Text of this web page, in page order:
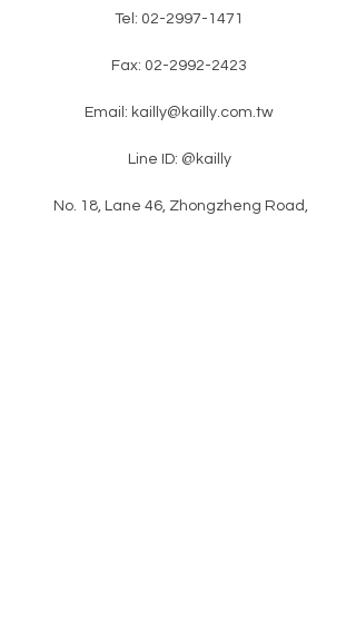
Tel: 02-2997-1471
Fax: 02-2992-2423
Email: kailly@kailly.com.tw
Line ID: @kailly
​ No. 18, Lane 46, Zhongzheng Road,